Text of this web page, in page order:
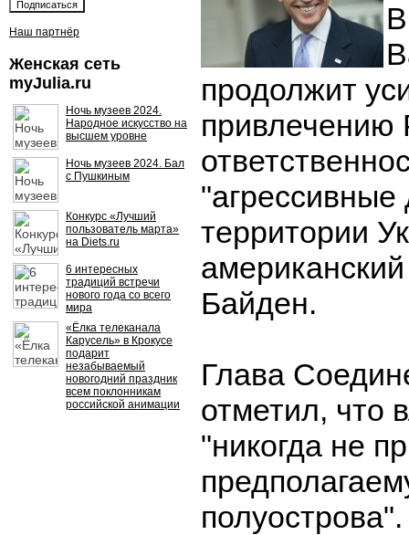
Наш партнёр
Женская сеть
myJulia.ru
Ночь музеев 2024.
Народное искусство на
высшем уровне
Ночь музеев 2024. Бал
с Пушкиным
Конкурс «Лучший
пользователь марта»
на Diets.ru
6 интересных
традиций встречи
нового года со всего
мира
«Ёлка телеканала
Карусель» в Крокусе
подарит
незабываемый
новогодний праздник
всем поклонникам
российской анимации
продолжит
привлечению
"агрессивные
территории
Байден.
Глава
отметил, что
"никогда не
полуострова".